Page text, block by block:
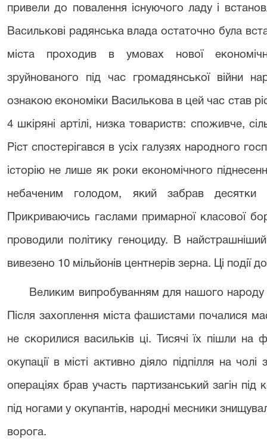
привели до повалення існуючого ладу і
Василькові радянська влада остаточно була
міста проходив в умовах нової
зруйнованого під час громадянської війни
ознакою економіки Василькова в цей час став
4 шкіряні артілі, низка товариств: споживче,
Ріст спостерігався в усіх галузях народного
історію не лише як роки економічного
небаченим голодом, який забрав десятки
Прикриваючись гаслами примарної класової
проводили політику геноциду. В
вивезено 10 мільйонів центнерів зерна. Ці події
Великим випробуванням для нашого народу
Після захоплення міста фашистами почалися
не скорилися васильків ці. Тисячі їх пішли на
окупації в місті активно діяло підпілля на
операціях брав участь партизанський загін під
під ногами у окупантів, народні месники
ворога.